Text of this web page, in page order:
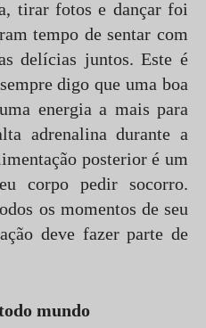
tirar fotos e dançar foi
tempo de sentar com
delícias juntos. Este é
digo que uma boa
energia a mais para
adrenalina durante a
posterior é um
corpo pedir socorro.
os momentos de seu
deve fazer parte de
mundo